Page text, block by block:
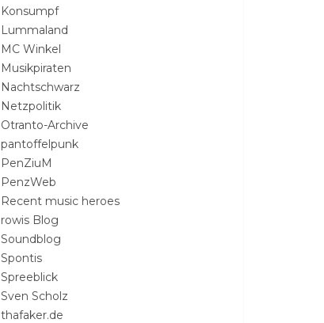
Konsumpf
Lummaland
MC Winkel
Musikpiraten
Nachtschwarz
Netzpolitik
Otranto-Archive
pantoffelpunk
PenZiuM
PenzWeb
Recent music heroes
rowis Blog
Soundblog
Spontis
Spreeblick
Sven Scholz
thafaker.de